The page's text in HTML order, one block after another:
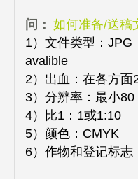
问： 如何准备/送稿
1）文件类型：JPG
avalible
2）出血：在各方面
3）分辨率：最小
4）比1：1或1:10
5）颜色：CMYK
6）作物和登记标